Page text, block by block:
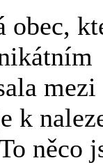
obec,
k
něco